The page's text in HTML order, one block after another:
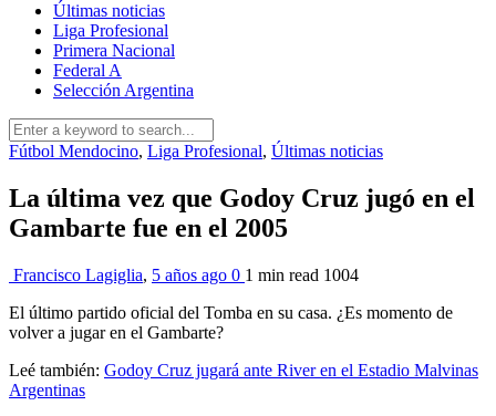
Últimas noticias
Liga Profesional
Primera Nacional
Federal A
Selección Argentina
Fútbol Mendocino, Liga Profesional, Últimas noticias
La última vez que Godoy Cruz jugó en el
Gambarte fue en el 2005
Francisco Lagiglia, 5 años ago 0 1 min read 1004
El último partido oficial del Tomba en su casa. ¿Es momento de
volver a jugar en el Gambarte?
Leé también: Godoy Cruz jugará ante River en el Estadio Malvinas
Argentinas